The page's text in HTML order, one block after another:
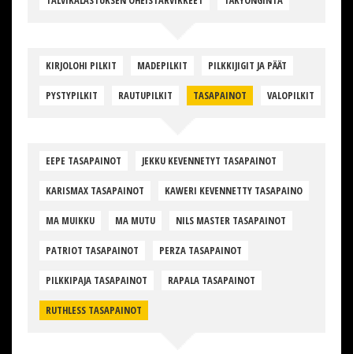
KIRJOLOHI PILKIT MADEPILKIT PILKKIJIGIT JA PÄÄT
PYSTYPILKIT RAUTUPILKIT TASAPAINOT VALOPILKIT
EEPE TASAPAINOT JEKKU KEVENNETYT TASAPAINOT
KARISMAX TASAPAINOT KAWERI KEVENNETTY TASAPAINO
MA MUIKKU MA MUTU NILS MASTER TASAPAINOT
PATRIOT TASAPAINOT PERZA TASAPAINOT
PILKKIPAJA TASAPAINOT RAPALA TASAPAINOT
RUTHLESS TASAPAINOT